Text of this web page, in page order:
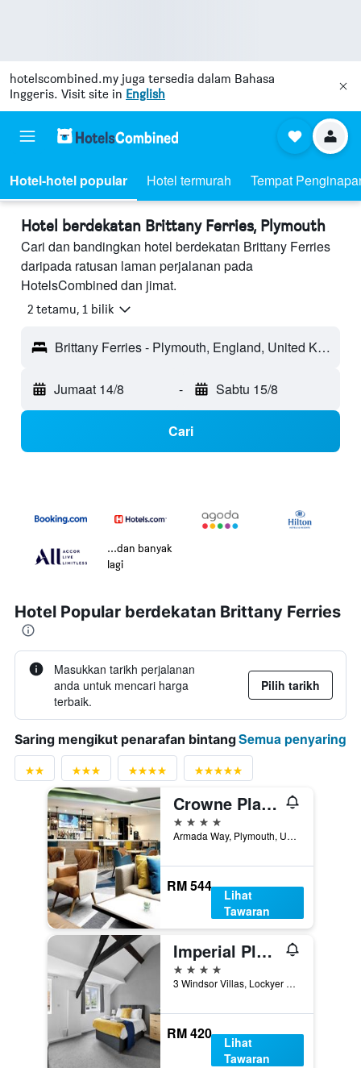
hotelscombined.my juga tersedia dalam Bahasa
Inggeris. Visit site in English
Hotel-hotel popular Hotel termurah Tempat
Hotel berdekatan Brittany Ferries, Plymouth
Cari dan bandingkan hotel berdekatan Brittany Ferries
daripada ratusan laman perjalanan pada
HotelsCombined dan jimat.
2 tetamu, 1 bilik
Brittany Ferries - Plymouth, England, United Kingdom
Jumaat 14/8 - Sabtu 15/8
Cari
...dan banyak
lagi
Hotel Popular berdekatan Brittany Ferries
Masukkan tarikh perjalanan
anda untuk mencari harga
terbaik.
Pilih tarikh
Saring mengikut penarafan bintangSemua penyaring
Crowne Plaza Plymouth By IHG
4 bintang
Armada Way, Plymouth, United Kingdom
RM 544
Lihat
Tawaran
Imperial Plymouth
4 bintang
3 Windsor Villas, Lockyer Street, The Hoe, Plymouth, United Kingdom
RM 420
Lihat
Tawaran